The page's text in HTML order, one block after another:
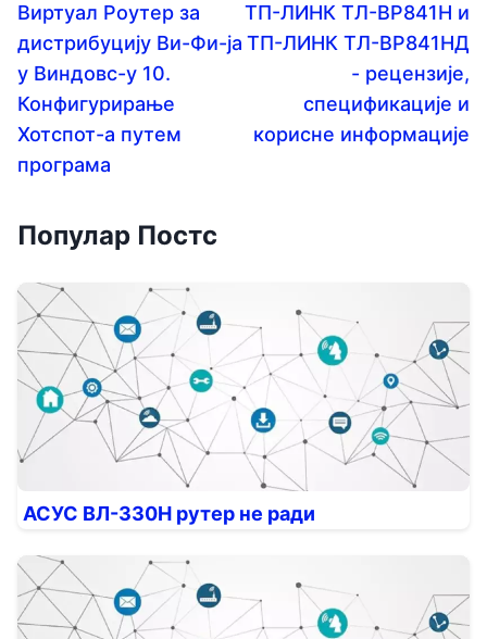
Виртуал Роутер за
дистрибуцију Ви-Фи-ја
у Виндовс-у 10.
Конфигурирање
Хотспот-а путем
програма
ТП-ЛИНК ТЛ-ВР841Н и
ТП-ЛИНК ТЛ-ВР841НД
- рецензије,
спецификације и
корисне информације
Популар Постс
АСУС ВЛ-330Н рутер не ради